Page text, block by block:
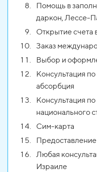
Помощь в
даркон, Лессе-
Открытие счета
Заказ
Выбор и
Консультация
абсорбция
Консультация
национального
Сим-карта
Предоставление
Любая
Израиле